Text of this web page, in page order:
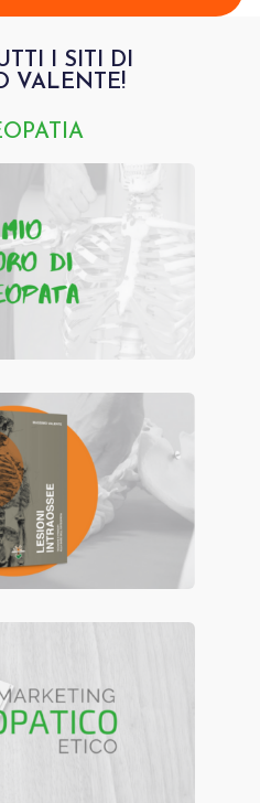
I SITI DI
VALENTE!